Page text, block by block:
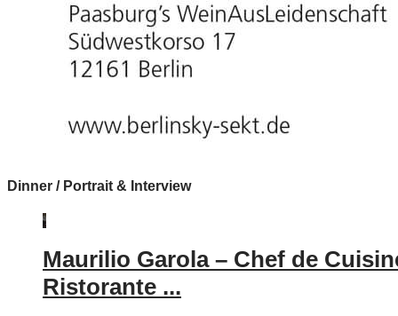
Dinner / Portrait & Interview
Maurilio Garola – Chef de
Ristorante ...